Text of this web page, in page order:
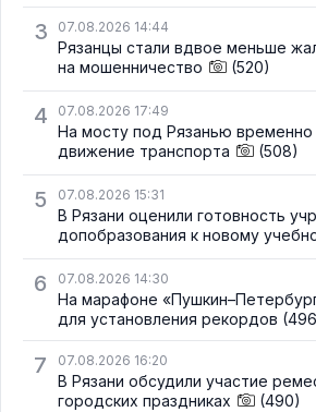
3 07.08.2026 14:44
Рязанцы стали вдвое меньше
на мошенничество
(520)
4 07.08.2026 17:49
На мосту под Рязанью временно
движение транспорта
(508)
5 07.08.2026 15:31
В Рязани оценили готовность
допобразования к новому
6 07.08.2026 14:30
На марафоне
для установления рекордов
7 07.08.2026 16:20
В Рязани обсудили участие
городских праздниках
(490)